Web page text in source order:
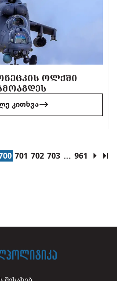
ᲝᲚᲥᲨᲘ
კითხვა
701 702 703 ... 961